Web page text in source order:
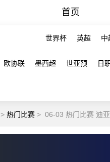
首页
世界杯 英超 中
欧协联 墨西超 世亚预 日
> 热门比赛 > 06-03 热门比赛 迪